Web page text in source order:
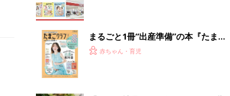
まるごと1冊“出産準備”の本『たまご
クラブ 夏号』〈スペシャル大特集〉
赤ちゃん・育児